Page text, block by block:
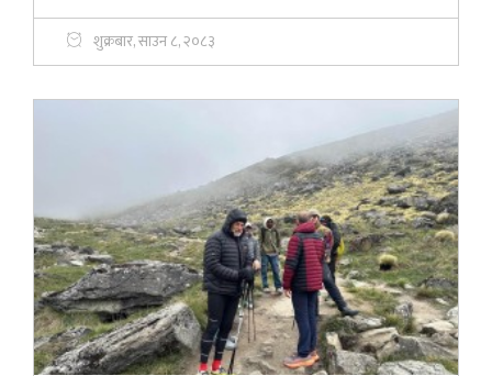
शुक्रबार, साउन ८, २०८३